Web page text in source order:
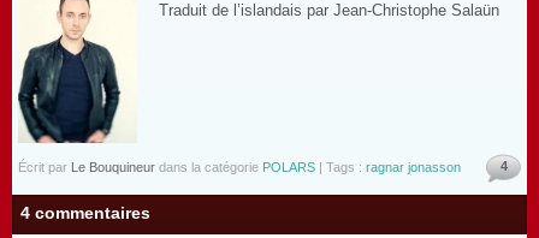
Traduit de l’islandais par Jean-Christophe Salaün
Écrit par Le Bouquineur dans la catégorie POLARS | Tags : ragnar jonasson 4
4 commentaires